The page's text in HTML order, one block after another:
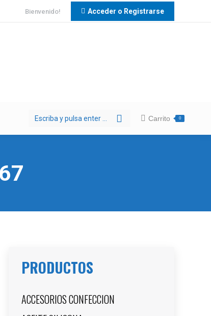
Bienvenido! Acceder o Registrarse
Buscar: Carrito 0
PRODUCTOS
ACCESORIOS CONFECCION